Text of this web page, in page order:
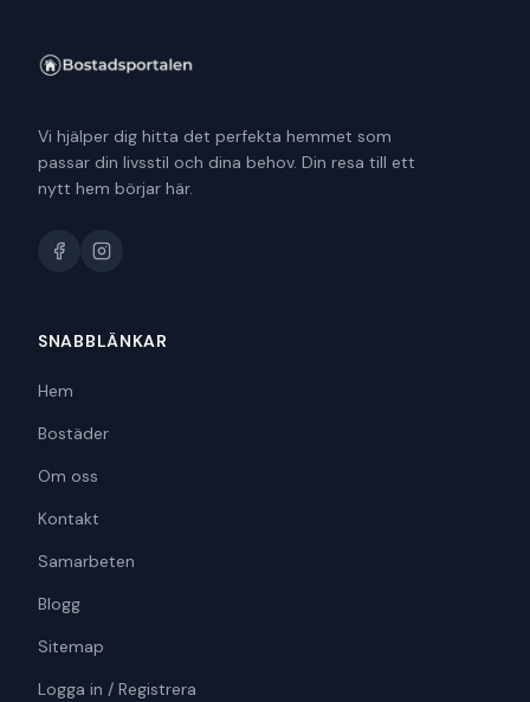
Vi hjälper dig hitta det perfekta hemmet som
passar din livsstil och dina behov. Din resa till ett
nytt hem börjar här.
SNABBLÄNKAR
Hem
Bostäder
Om oss
Kontakt
Samarbeten
Blogg
Sitemap
Logga in / Registrera